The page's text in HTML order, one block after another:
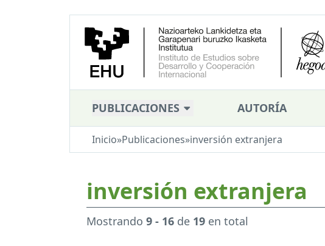
PUBLICACIONES AUTORÍA
Inicio»Publicaciones»inversión extranjera
inversión extranjera
Mostrando 9 - 16 de 19 en total